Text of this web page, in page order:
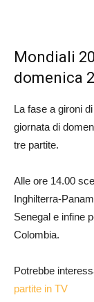
Mondiali
domenica
La fase a gironi di
giornata di
tre partite.
Alle ore 14.00
Inghilterra-
Senegal e infine
Colombia.
Potrebbe
partite in TV